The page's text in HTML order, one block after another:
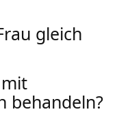
gleich
behandeln?